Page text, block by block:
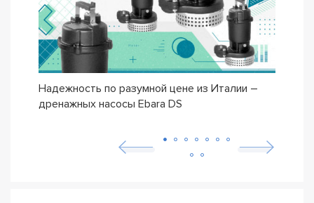
Надежность по разумной цене из Италии –
дренажных насосы Ebara DS